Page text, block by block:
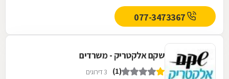
שקם אלקטריק - משרדים
(1) 3 דירוגים